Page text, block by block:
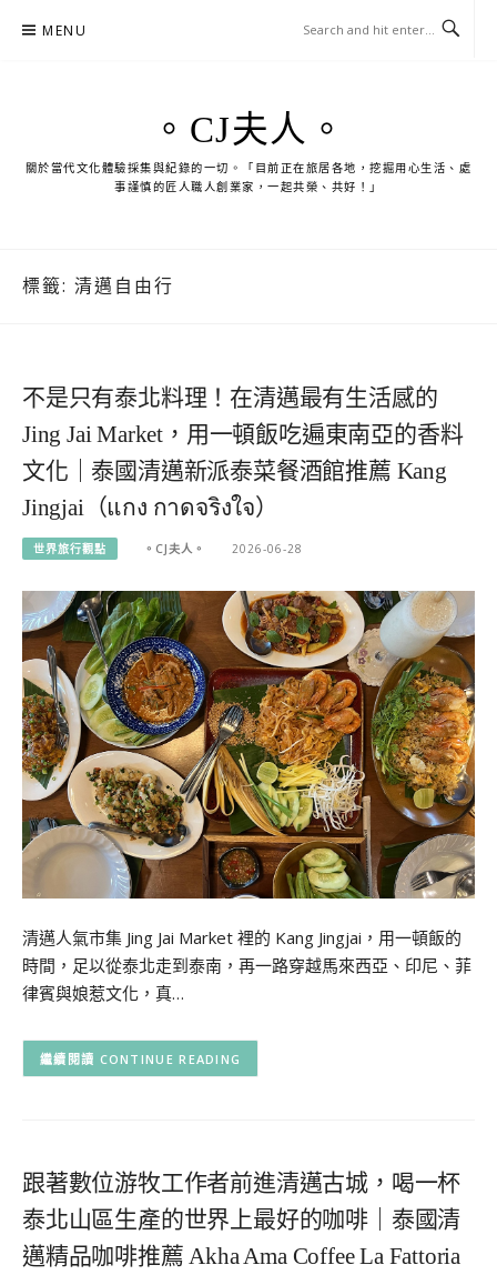
MENU
。CJ夫人。
關於當代文化體驗採集與紀錄的一切。「目前正在旅居各地，挖掘用心生活、處
事謹慎的匠人職人創業家，一起共榮、共好！」
標籤: 清邁自由行
不是只有泰北料理！在清邁最有生活感的
Jing Jai Market，用一頓飯吃遍東南亞的香料
文化｜泰國清邁新派泰菜餐酒館推薦 Kang
Jingjai（แกง กาดจริงใจ）
世界旅行觀點 。CJ夫人。 2026-06-28
清邁人氣市集 Jing Jai Market 裡的 Kang Jingjai，用一頓飯的
時間，足以從泰北走到泰南，再一路穿越馬來西亞、印尼、菲
律賓與娘惹文化，真…
CONTINUE READING
跟著數位游牧工作者前進清邁古城，喝一杯
泰北山區生產的世界上最好的咖啡｜泰國清
邁精品咖啡推薦 Akha Ama Coffee La Fattoria